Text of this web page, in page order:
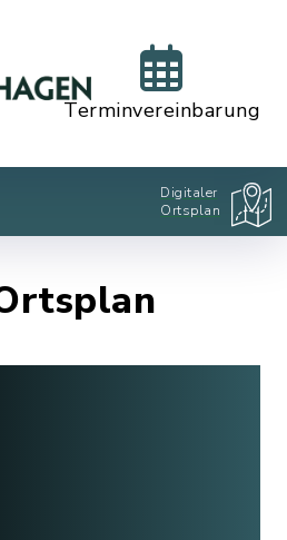
Terminvereinbarung
Digitaler
Ortsplan